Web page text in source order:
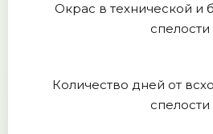
Окрас в технической и
спелости
Количество дней от
спелости